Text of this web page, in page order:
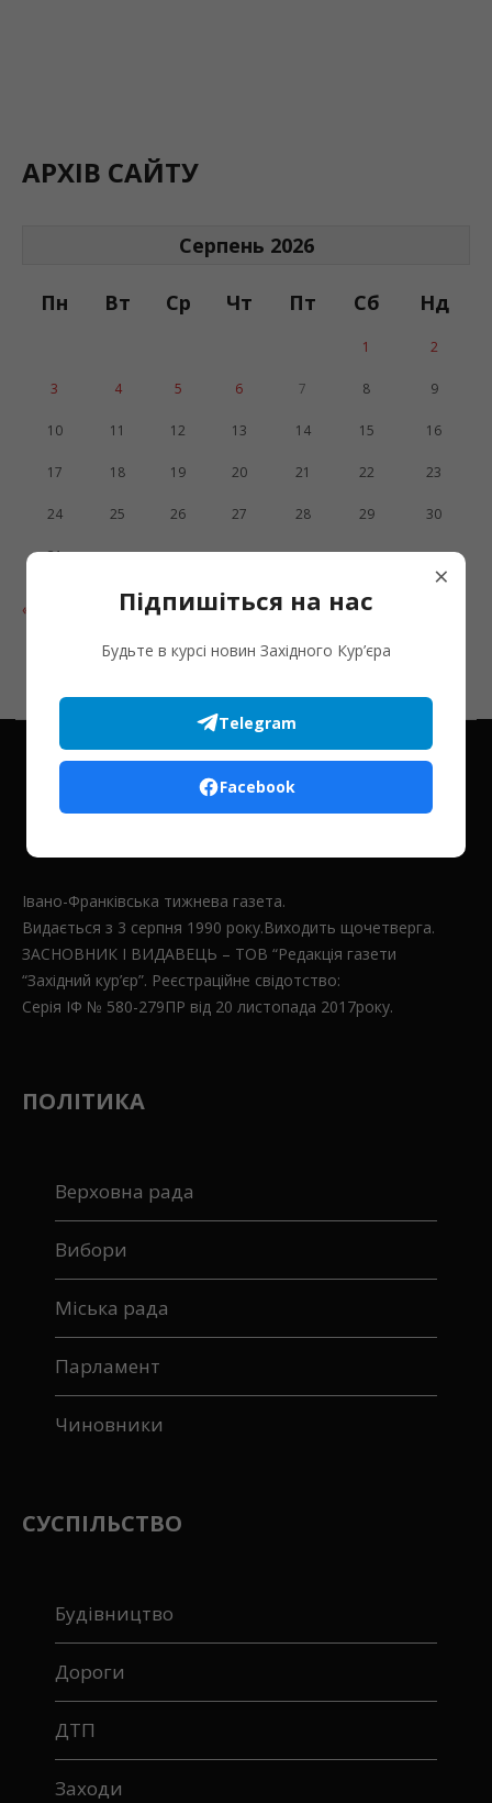
АРХІВ САЙТУ
Серпень 2026
Пн Вт Ср Чт Пт Сб Нд
« Лип
1 2
3 4 5 6 7 8 9
10 11 12 13 14 15 16
17 18 19 20 21 22 23
24 25 26 27 28 29 30
31
Івано-Франківська тижнева газета.
Видається з 3 серпня 1990 року.Виходить щочетверга.
ЗАСНОВНИК І ВИДАВЕЦЬ – ТОВ “Редакція газети
“Західний кур’єр”. Реєстраційне свідотство:
Серія ІФ № 580-279ПР від 20 листопада 2017року.
ПОЛІТИКА
Верховна рада
Вибори
Міська рада
Парламент
Чиновники
СУСПІЛЬСТВО
Будівництво
Дороги
ДТП
Заходи
×
Підпишіться на нас
Будьте в курсі новин Західного Кур’єра
Telegram
Facebook